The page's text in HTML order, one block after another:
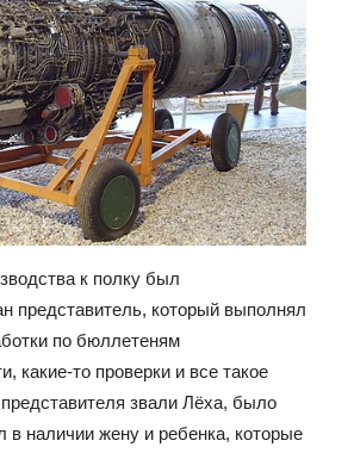
к полку был
представитель, который выполнял
по бюллетеням
какие-то проверки и все такое
звали Лёха, было
в наличии жену и ребенка, которые